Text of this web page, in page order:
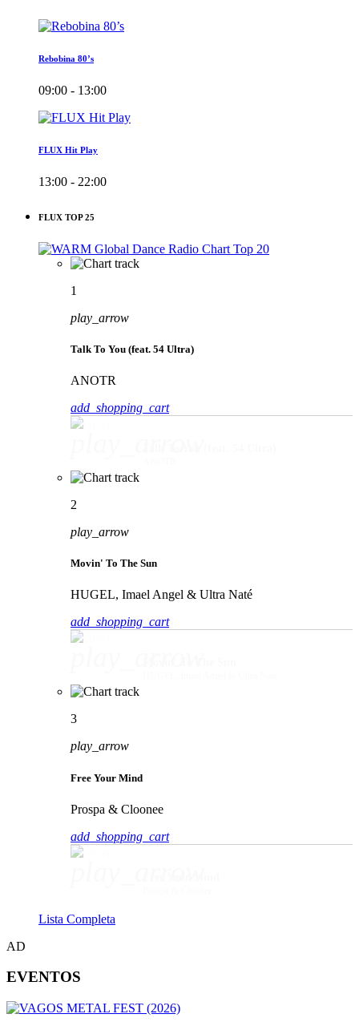
Rebobina 80’s
09:00 - 13:00
FLUX Hit Play
13:00 - 22:00
FLUX TOP 25
1
play_arrow
Talk To You (feat. 54 Ultra)
ANOTR
add_shopping_cart
2
play_arrow
Movin' To The Sun
HUGEL, Imael Angel & Ultra Naté
add_shopping_cart
3
play_arrow
Free Your Mind
Prospa & Cloonee
add_shopping_cart
Lista Completa
AD
EVENTOS